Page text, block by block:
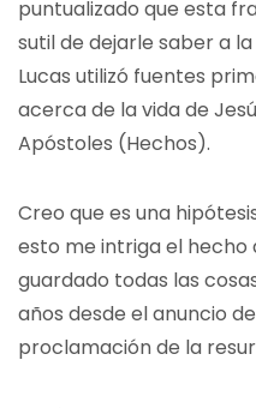
puntualizado que esta
sutil de dejarle saber a
Lucas utilizó fuentes
acerca de la vida de
Apóstoles (Hechos).
Creo que es una
esto me intriga el hecho
guardado todas las
años desde el anuncio
proclamación de la